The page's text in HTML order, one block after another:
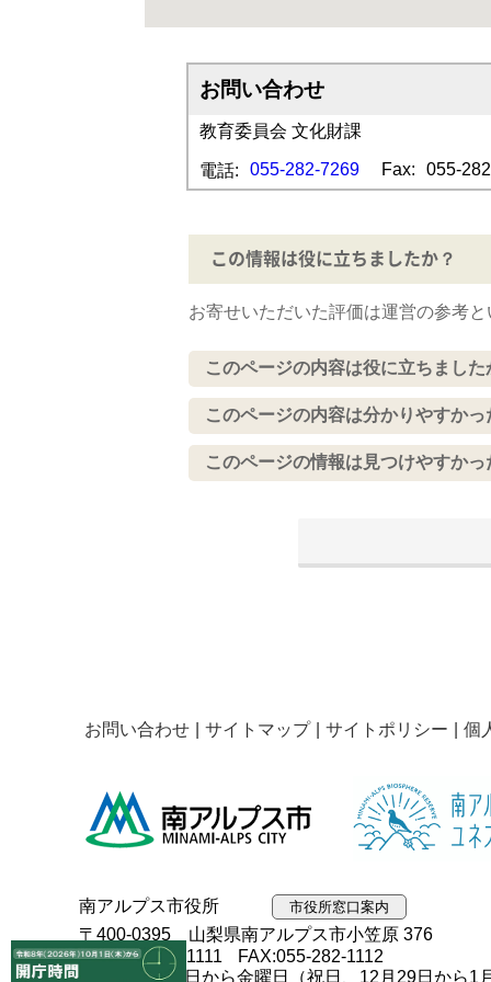
お問い合わせ
教育委員会 文化財課
電話: 055-282-7269 Fax: 055-
この情報は役に立ちましたか？
お寄せいただいた評価は運営の参考
このページの内容は役に立ちました
このページの内容は分かりやすかっ
このページの情報は見つけやすかっ
お問い合わせ サイトマップ サイトポリシー 個
南アルプス市役所 市役所窓口案内
〒400-0395 山梨県南アルプス市小笠原 376
TEL:055-282-1111
FAX:055-282-1112
開庁日：月曜日から金曜日（祝日、12月29日から1